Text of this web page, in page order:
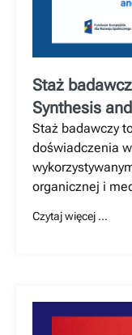
Staż
Synthesis
Staż badawczy
doświadczenia
organicznej i
Czytaj więcej …